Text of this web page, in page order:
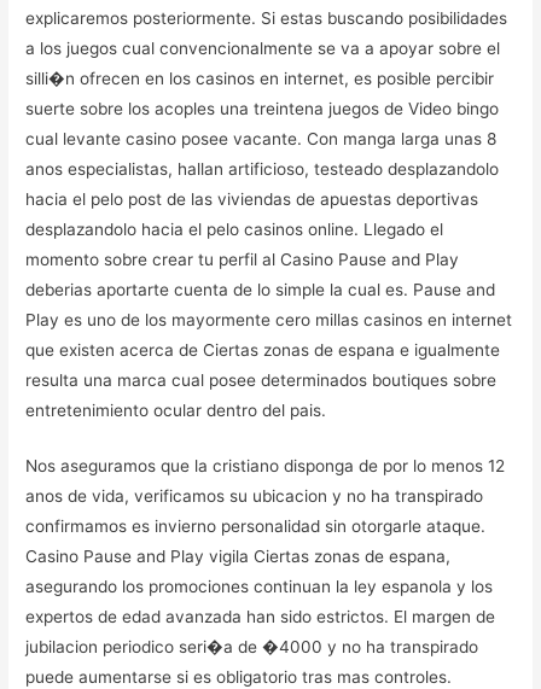
explicaremos posteriormente. Si estas buscando posibilidades
a los juegos cual convencionalmente se va a apoyar sobre el
silli�n ofrecen en los casinos en internet, es posible percibir
suerte sobre los acoples una treintena juegos de Video bingo
cual levante casino posee vacante. Con manga larga unas 8
anos especialistas, hallan artificioso, testeado desplazandolo
hacia el pelo post de las viviendas de apuestas deportivas
desplazandolo hacia el pelo casinos online. Llegado el
momento sobre crear tu perfil al Casino Pause and Play
deberias aportarte cuenta de lo simple la cual es. Pause and
Play es uno de los mayormente cero millas casinos en internet
que existen acerca de Ciertas zonas de espana e igualmente
resulta una marca cual posee determinados boutiques sobre
entretenimiento ocular dentro del pais.
Nos aseguramos que la cristiano disponga de por lo menos 12
anos de vida, verificamos su ubicacion y no ha transpirado
confirmamos es invierno personalidad sin otorgarle ataque.
Casino Pause and Play vigila Ciertas zonas de espana,
asegurando los promociones continuan la ley espanola y los
expertos de edad avanzada han sido estrictos. El margen de
jubilacion periodico seri�a de �4000 y no ha transpirado
puede aumentarse si es obligatorio tras mas controles.